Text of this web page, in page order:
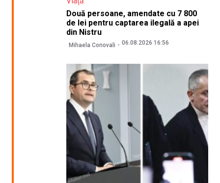
Două persoane, amendate cu 7 800
de lei pentru captarea ilegală a apei
din Nistru
Mihaela Conovali 06.08.2026 16:56